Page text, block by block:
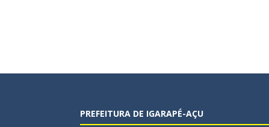
PREFEITURA DE IGARAPÉ-AÇU